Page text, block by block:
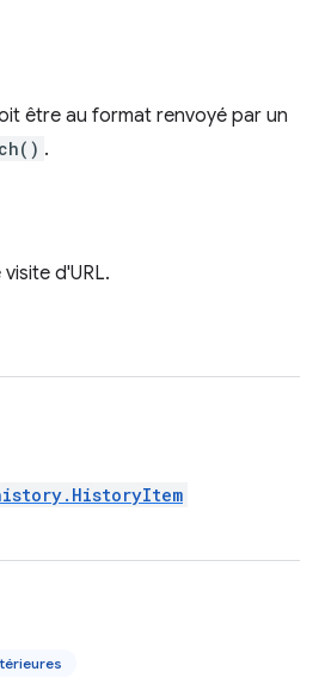
être au format renvoyé par un
.
d'URL.